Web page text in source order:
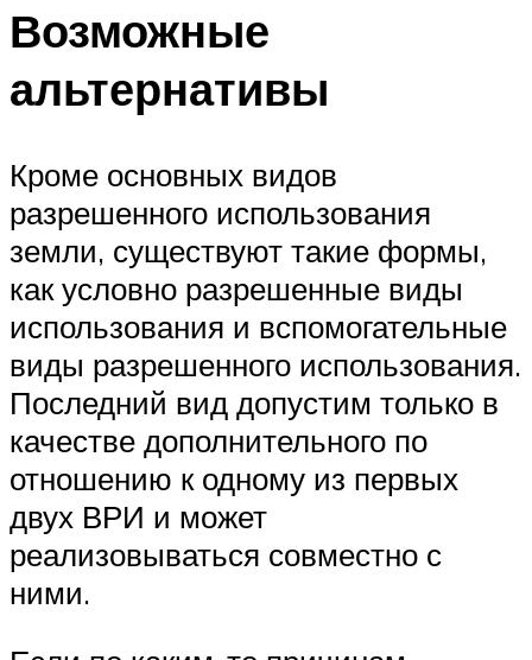
Возможные
альтернативы
Кроме основных видов
разрешенного использования
земли, существуют такие формы,
как условно разрешенные виды
использования и вспомогательные
виды разрешенного использования.
Последний вид допустим только в
качестве дополнительного по
отношению к одному из первых
двух ВРИ и может
реализовываться совместно с
ними.